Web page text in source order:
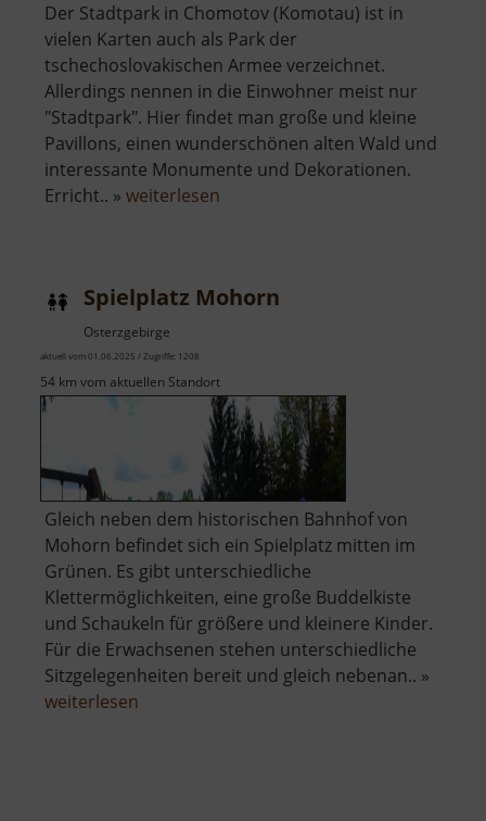
Der Stadtpark in Chomotov (Komotau) ist in
vielen Karten auch als Park der
tschechoslovakischen Armee verzeichnet.
Allerdings nennen in die Einwohner meist nur
"Stadtpark". Hier findet man große und kleine
Pavillons, einen wunderschönen alten Wald und
interessante Monumente und Dekorationen.
Erricht.. » weiterlesen
Spielplatz Mohorn
Osterzgebirge
aktuell vom 01.06.2025 / Zugriffe: 1208
54 km vom aktuellen Standort
Gleich neben dem historischen Bahnhof von
Mohorn befindet sich ein Spielplatz mitten im
Grünen. Es gibt unterschiedliche
Klettermöglichkeiten, eine große Buddelkiste
und Schaukeln für größere und kleinere Kinder.
Für die Erwachsenen stehen unterschiedliche
Sitzgelegenheiten bereit und gleich nebenan.. »
weiterlesen